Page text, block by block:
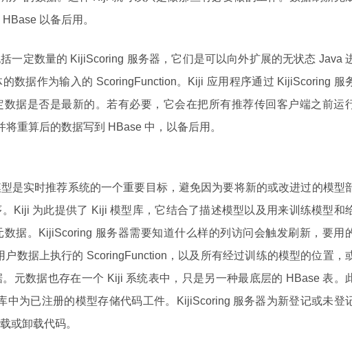
以备后用。
一定数量的 KijiScoring 服务器，它们是可以向外扩展的无状态 Java
数据作为输入的 ScoringFunction。Kiji 应用程序通过 KijiScoring 服
据是否是最新的。若有必要，它会在把所有推荐传回客户端之前运
重算后的数据写到 HBase 中，以备后用。
是实时推荐系统的一个重要目标，避免因为要将新的或改进过的模型
Kiji 为此提供了 Kiji 模型库，它结合了描述模型以及用来训练模型和
据。KijiScoring 服务器需要知道什么样的列访问会触发刷新，要用
户数据上执行的 ScoringFunction，以及所有经过训练的模型的位置，
元数据也存在一个 Kiji 系统表中，只是另一种最底层的 HBase 表。
中为已注册的模型存储代码工件。KijiScoring 服务器为新登记或未登
或卸载代码。